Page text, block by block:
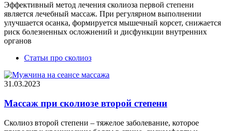
Эффективный метод лечения сколиоза первой степени
является лечебный массаж. При регулярном выполнении
улучшается осанка, формируется мышечный корсет, снижается
риск болезненных осложнений и дисфункции внутренних
органов
Статьи про сколиоз
31.03.2023
Массаж при сколиозе второй степени
Сколиоз второй степени – тяжелое заболевание, которое